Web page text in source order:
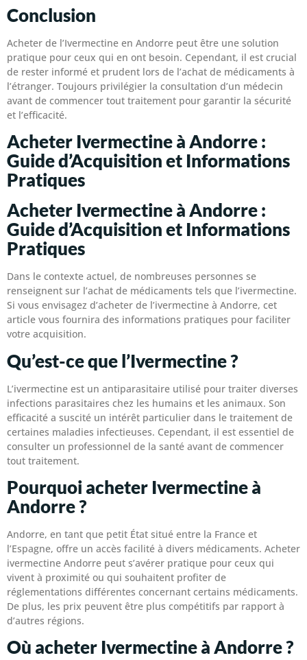
Conclusion
Acheter de l’Ivermectine en Andorre peut être une solution
pratique pour ceux qui en ont besoin. Cependant, il est crucial
de rester informé et prudent lors de l’achat de médicaments à
l’étranger. Toujours privilégier la consultation d’un médecin
avant de commencer tout traitement pour garantir la sécurité
et l’efficacité.
Acheter Ivermectine à Andorre :
Guide d’Acquisition et Informations
Pratiques
Acheter Ivermectine à Andorre :
Guide d’Acquisition et Informations
Pratiques
Dans le contexte actuel, de nombreuses personnes se
renseignent sur l’achat de médicaments tels que l’ivermectine.
Si vous envisagez d’acheter de l’ivermectine à Andorre, cet
article vous fournira des informations pratiques pour faciliter
votre acquisition.
Qu’est-ce que l’Ivermectine ?
L’ivermectine est un antiparasitaire utilisé pour traiter diverses
infections parasitaires chez les humains et les animaux. Son
efficacité a suscité un intérêt particulier dans le traitement de
certaines maladies infectieuses. Cependant, il est essentiel de
consulter un professionnel de la santé avant de commencer
tout traitement.
Pourquoi acheter Ivermectine à
Andorre ?
Andorre, en tant que petit État situé entre la France et
l’Espagne, offre un accès facilité à divers médicaments. Acheter
ivermectine Andorre peut s’avérer pratique pour ceux qui
vivent à proximité ou qui souhaitent profiter de
réglementations différentes concernant certains médicaments.
De plus, les prix peuvent être plus compétitifs par rapport à
d’autres régions.
Où acheter Ivermectine à Andorre ?